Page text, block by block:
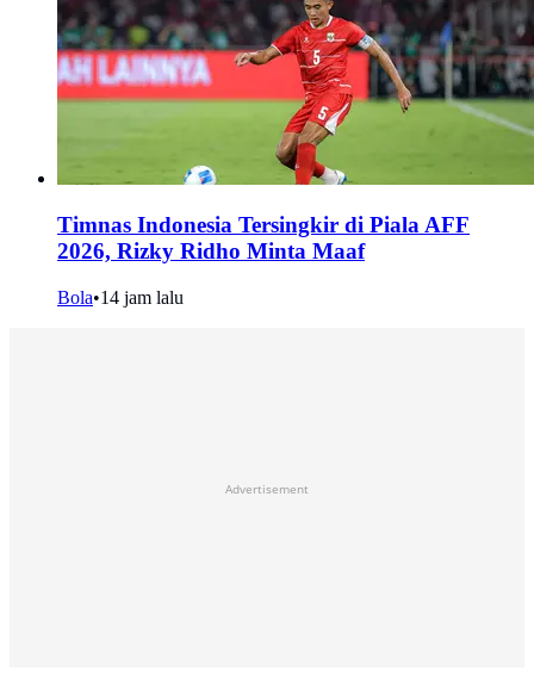
Timnas Indonesia Tersingkir di Piala AFF
2026, Rizky Ridho Minta Maaf
Bola•14 jam lalu
Advertisement